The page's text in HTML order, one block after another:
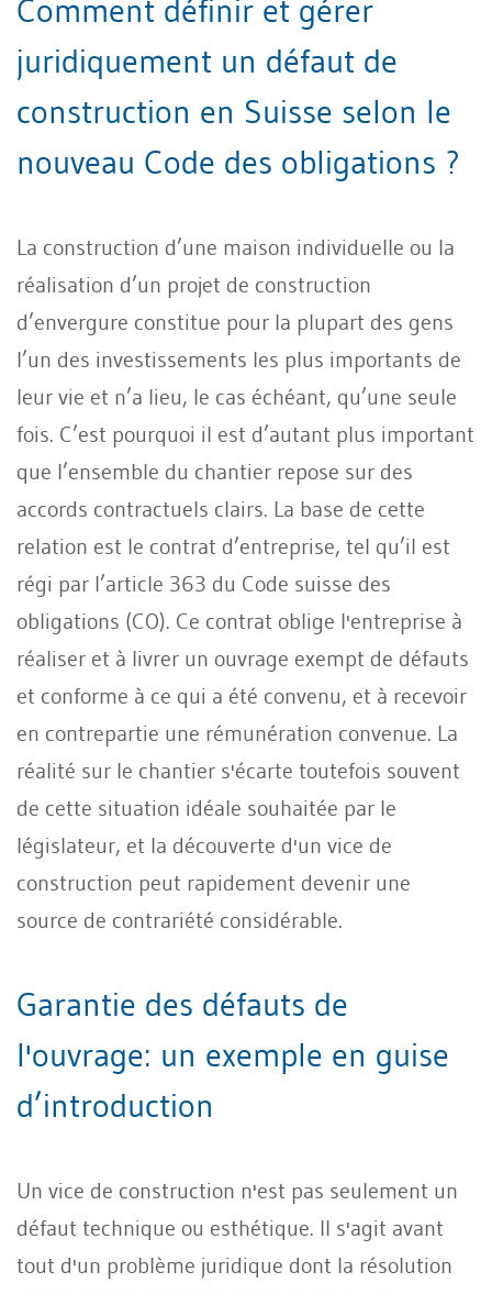
Comment définir et gérer
juridiquement un défaut de
construction en Suisse selon le
nouveau Code des obligations ?
La construction d’une maison individuelle ou la
réalisation d’un projet de construction
d’envergure constitue pour la plupart des gens
l’un des investissements les plus importants de
leur vie et n’a lieu, le cas échéant, qu’une seule
fois. C’est pourquoi il est d’autant plus important
que l’ensemble du chantier repose sur des
accords contractuels clairs. La base de cette
relation est le contrat d’entreprise, tel qu’il est
régi par l’article 363 du Code suisse des
obligations (CO). Ce contrat oblige l'entreprise à
réaliser et à livrer un ouvrage exempt de défauts
et conforme à ce qui a été convenu, et à recevoir
en contrepartie une rémunération convenue. La
réalité sur le chantier s'écarte toutefois souvent
de cette situation idéale souhaitée par le
législateur, et la découverte d'un vice de
construction peut rapidement devenir une
source de contrariété considérable.
Garantie des défauts de
l'ouvrage: un exemple en guise
d’introduction
Un vice de construction n'est pas seulement un
défaut technique ou esthétique. Il s'agit avant
tout d'un problème juridique dont la résolution